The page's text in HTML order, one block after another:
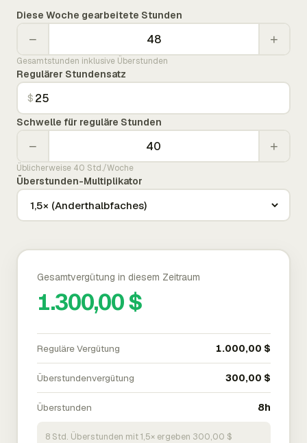
Diese Woche gearbeitete Stunden
− +
Gesamtstunden inklusive Überstunden
Regulärer Stundensatz
$
Schwelle für reguläre Stunden
− +
Üblicherweise 40 Std./Woche
Überstunden-Multiplikator
Gesamtvergütung in diesem Zeitraum
1.300,00 $
Reguläre Vergütung 1.000,00 $
Überstundenvergütung 300,00 $
Überstunden 8h
8 Std. Überstunden mit 1,5× ergeben 300,00 $